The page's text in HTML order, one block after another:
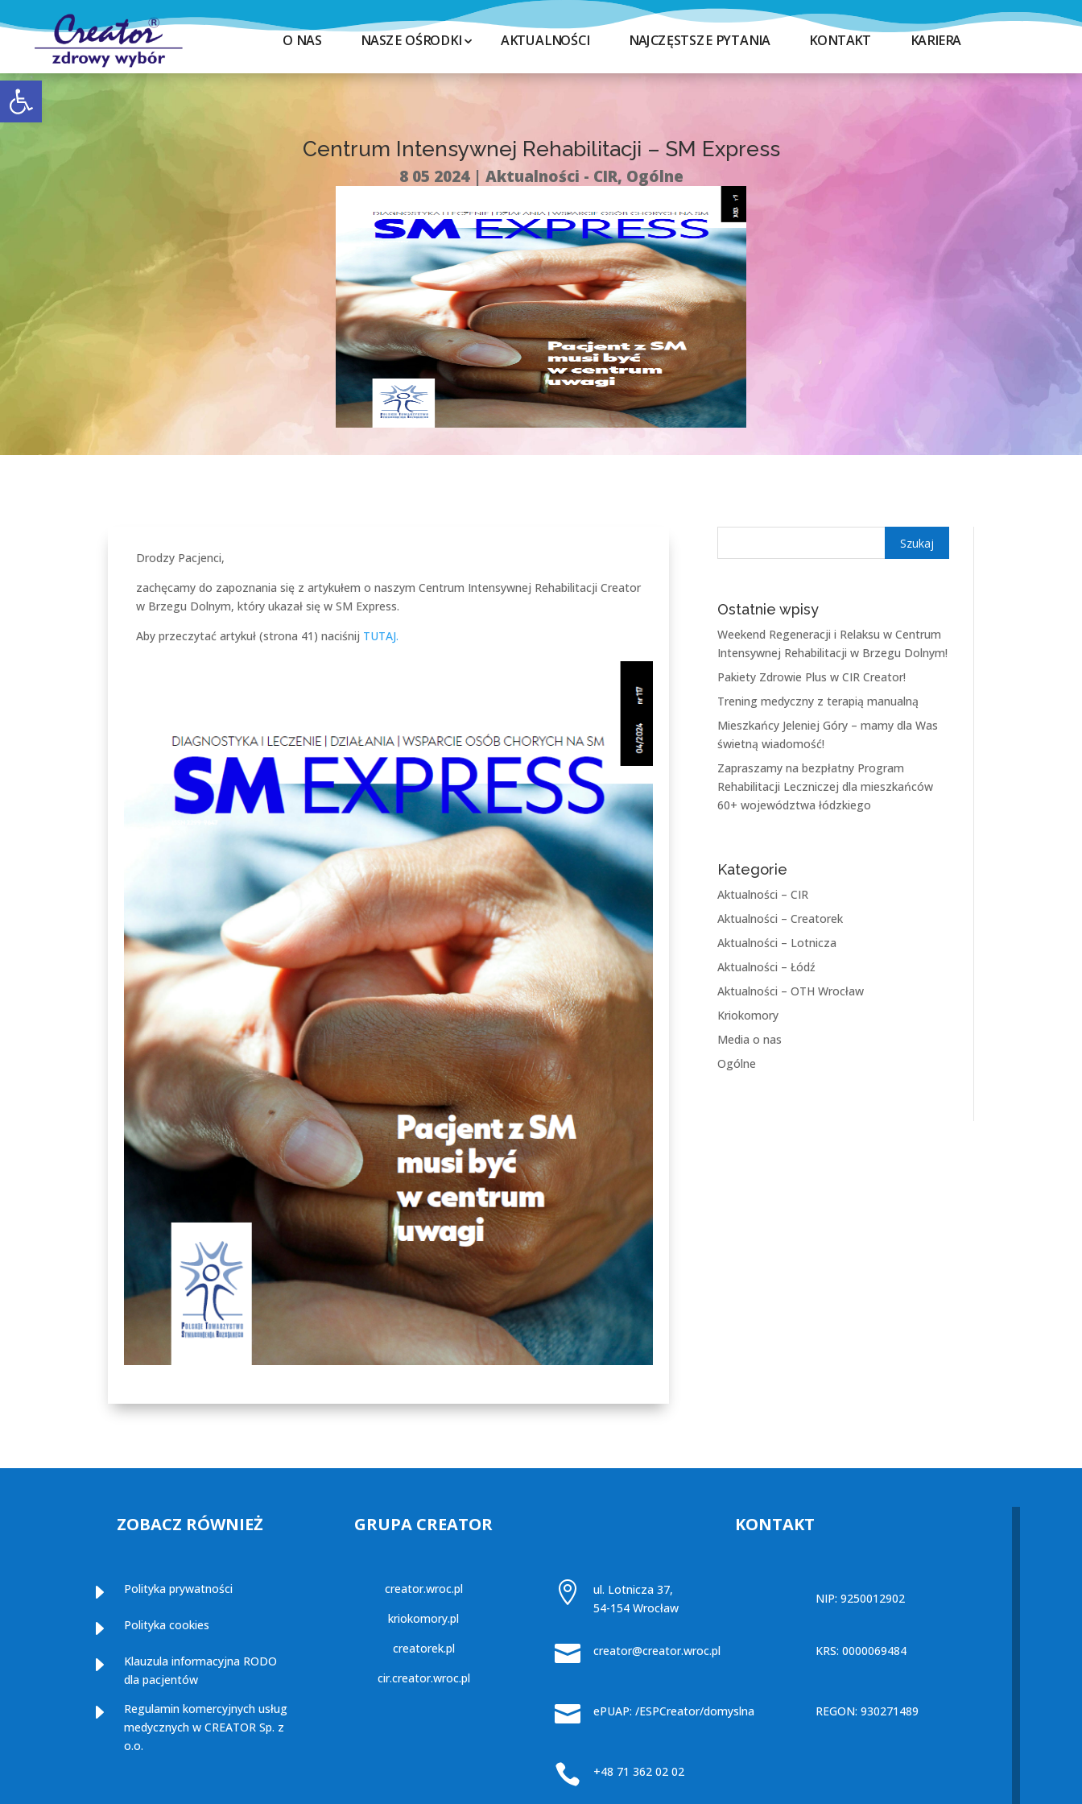
Otwórz pasek narzędzi
O NAS NASZE OŚRODKI AKTUALNOŚCI NAJCZĘSTSZE PYTANIA KONTAKT KARIERA
Centrum Intensywnej Rehabilitacji – SM Express
8 05 2024 Aktualności - CIR, Ogólne
Drodzy Pacjenci,
zachęcamy do zapoznania się z artykułem o naszym Centrum Intensywnej Rehabilitacji Creator
w Brzegu Dolnym, który ukazał się w SM Express.
Aby przeczytać artykuł (strona 41) naciśnij TUTAJ.
Ostatnie wpisy
Weekend Regeneracji i Relaksu w Centrum
Intensywnej Rehabilitacji w Brzegu Dolnym!
Pakiety Zdrowie Plus w CIR Creator!
Trening medyczny z terapią manualną
Mieszkańcy Jeleniej Góry – mamy dla Was
świetną wiadomość!
Zapraszamy na bezpłatny Program
Rehabilitacji Leczniczej dla mieszkańców
60+ województwa łódzkiego
Kategorie
Aktualności – CIR
Aktualności – Creatorek
Aktualności – Lotnicza
Aktualności – Łódź
Aktualności – OTH Wrocław
Kriokomory
Media o nas
Ogólne
ZOBACZ RÓWNIEŻ
E Polityka prywatności
E Polityka cookies
E
Klauzula informacyjna RODO
dla pacjentów
E
Regulamin komercyjnych usług
medycznych w CREATOR Sp. z
o.o.
GRUPA CREATOR
creator.wroc.pl
kriokomory.pl
creatorek.pl
cir.creator.wroc.pl
KONTAKT

ul. Lotnicza 37,
54-154 Wrocław
NIP: 9250012902
 creator@creator.wroc.pl KRS: 0000069484
 ePUAP: /ESPCreator/domyslna REGON: 930271489
 +48 71 362 02 02